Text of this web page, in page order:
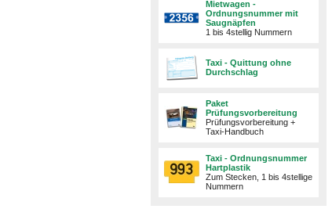
Mietwagen -
Ordnungsnummer mit
Saugnäpfen
1 bis 4stellig Nummern
Taxi - Quittung ohne
Durchschlag
Paket
Prüfungsvorbereitung
Prüfungsvorbereitung +
Taxi-Handbuch
Taxi - Ordnungsnummer
Hartplastik
Zum Stecken, 1 bis 4stellige
Nummern